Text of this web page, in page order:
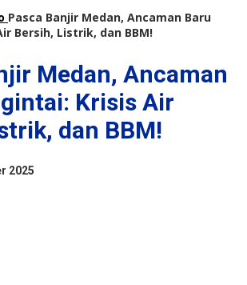
Pasca Banjir Medan, Ancaman Baru
Bersih, Listrik, dan BBM!
Medan, Ancaman
Krisis Air
dan BBM!
2025